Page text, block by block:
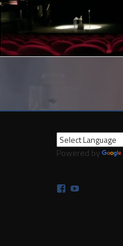
Powered by
Facebook